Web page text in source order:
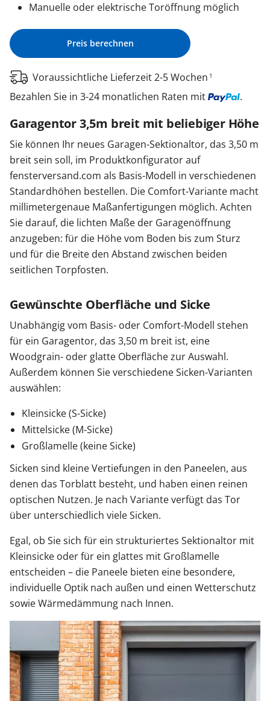
Manuelle oder elektrische Toröffnung möglich
Preis berechnen
Voraussichtliche Lieferzeit 2-5 Wochen 1
Bezahlen Sie in 3-24 monatlichen Raten mit .
Garagentor 3,5m breit mit beliebiger Höhe
Sie können Ihr neues Garagen-Sektionaltor, das 3,50 m
breit sein soll, im Produktkonfigurator auf
fensterversand.com als Basis-Modell in verschiedenen
Standardhöhen bestellen. Die Comfort-Variante macht
millimetergenaue Maßanfertigungen möglich. Achten
Sie darauf, die lichten Maße der Garagenöffnung
anzugeben: für die Höhe vom Boden bis zum Sturz
und für die Breite den Abstand zwischen beiden
seitlichen Torpfosten.
Gewünschte Oberfläche und Sicke
Unabhängig vom Basis- oder Comfort-Modell stehen
für ein Garagentor, das 3,50 m breit ist, eine
Woodgrain- oder glatte Oberfläche zur Auswahl.
Außerdem können Sie verschiedene Sicken-Varianten
auswählen:
Kleinsicke (S-Sicke)
Mittelsicke (M-Sicke)
Großlamelle (keine Sicke)
Sicken sind kleine Vertiefungen in den Paneelen, aus
denen das Torblatt besteht, und haben einen reinen
optischen Nutzen. Je nach Variante verfügt das Tor
über unterschiedlich viele Sicken.
Egal, ob Sie sich für ein strukturiertes Sektionaltor mit
Kleinsicke oder für ein glattes mit Großlamelle
entscheiden – die Paneele bieten eine besondere,
individuelle Optik nach außen und einen Wetterschutz
sowie Wärmedämmung nach Innen.